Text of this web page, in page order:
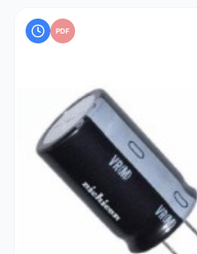
PDF